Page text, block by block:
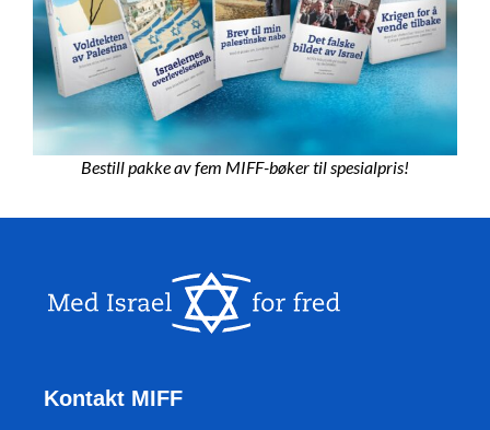
Bestill pakke av fem MIFF-bøker til spesialpris!
Kontakt MIFF